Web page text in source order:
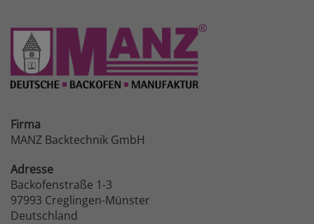
Firma
MANZ Backtechnik GmbH
Adresse
Backofenstraße 1-3
97993 Creglingen-Münster
Deutschland